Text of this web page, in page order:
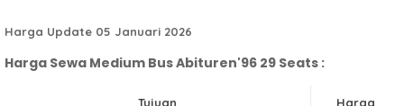
Harga Update 05 Januari 2026
Harga Sewa Medium Bus Abituren'96 29 Seats :
Tujuan Harga